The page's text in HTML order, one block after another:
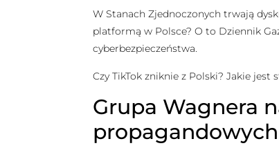
W Stanach Zjednoczonych trwają
platformą w Polsce? O to Dziennik
cyberbezpieczeństwa.
Czy TikTok zniknie z Polski? Jakie
Grupa Wagnera